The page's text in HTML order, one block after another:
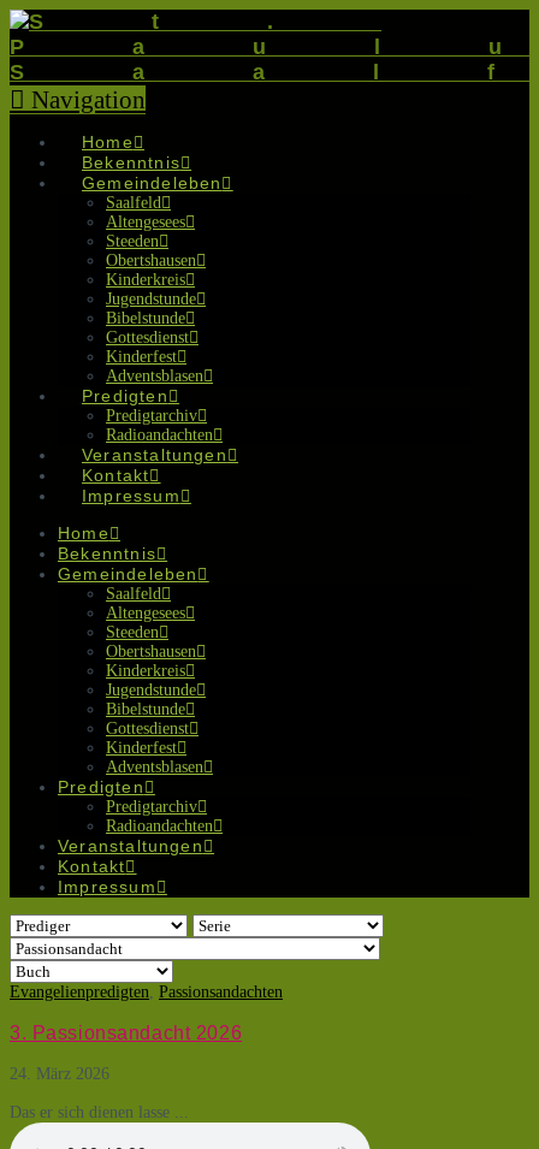
Navigation
Home
Bekenntnis
Gemeindeleben
Saalfeld
Altengesees
Steeden
Obertshausen
Kinderkreis
Jugendstunde
Bibelstunde
Gottesdienst
Kinderfest
Adventsblasen
Predigten
Predigtarchiv
Radioandachten
Veranstaltungen
Kontakt
Impressum
Home
Bekenntnis
Gemeindeleben
Saalfeld
Altengesees
Steeden
Obertshausen
Kinderkreis
Jugendstunde
Bibelstunde
Gottesdienst
Kinderfest
Adventsblasen
Predigten
Predigtarchiv
Radioandachten
Veranstaltungen
Kontakt
Impressum
Evangelienpredigten, Passionsandachten
3. Passionsandacht 2026
24. März 2026
Das er sich dienen lasse ...